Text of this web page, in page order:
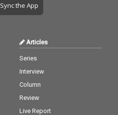
Sync the App
Articles
Series
Interview
Column
Review
Live Report